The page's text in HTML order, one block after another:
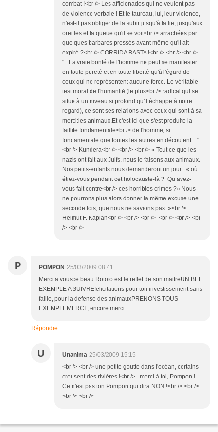
combat !<br /> Les afficionados qui ne veulent pas
de violence verbale ! Et le taureau, lui, leur violence,
n'est-il pas obliger de la subir jusqu'à la lie, jusqu'aux
oreilles et la queue qu'il se voit<br /> arrachées par
quelques barbares pressés avant même qu'il ait
expiré ?<br /> CORRIDA BASTA !<br /> <br /> <br />
"...La vraie bonté de l'homme ne peut se manifester
en toute pureté et en toute liberté qu'à l'égard de
ceux qui ne représentent aucune force. Le véritable
test moral de l'humanité (le plus<br /> radical qui se
situe à un niveau si profond qu'il échappe à notre
regard), ce sont ses relations avec ceux qui sont à sa
merci:les animaux.Et c'est ici que s'est produite la
faillite fondamentale<br /> de l'homme, si
fondamentale que toutes les autres en découlent...."
<br /> Kundera<br /> <br /> <br /> « Tout ce que les
nazis ont fait aux Juifs, nous le faisons aux animaux.
Nos petits-enfants nous demanderont un jour : « où
étiez-vous pendant cet holocauste-là ? Qu’avez-
vous fait contre<br /> ces horribles crimes ?» Nous
ne pourrons plus alors donner la même excuse une
seconde fois, que nous ne savions pas. »<br />
Helmut F. Kaplan<br /> <br /> <br /> <br /> <br /> <br
/> <br />
P POMPON 25/03/2009 08:41
Merci a vousce beau Rototo est le reflet de son maitreUN BEL
EXEMPLE A SUIVREfelicitations pour ton investissement sans
faille, pour la defense des animauxPRENONS TOUS
EXEMPLEMERCI , encore merci
Répondre
U Unanima 25/03/2009 15:15
<br /> <br /> une petite goutte dans l'océan, certains
creusent des rivières !<br /> merci à toi, Pompon !
Ce n'est pas ton Pompon qui dira NON !<br /> <br />
<br /> <br />